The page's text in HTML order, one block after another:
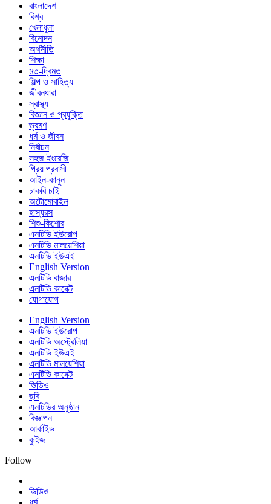
বাংলাদেশ
বিশ্ব
খেলাধুলা
বিনোদন
অর্থনীতি
শিক্ষা
মত-দ্বিমত
শিল্প ও সাহিত্য
জীবনধারা
স্বাস্থ্য
বিজ্ঞান ও প্রযুক্তি
ভ্রমণ
ধর্ম ও জীবন
নির্বাচন
সহজ ইংরেজি
প্রিয় প্রবাসী
আইন-কানুন
চাকরি চাই
অটোমোবাইল
হাস্যরস
শিশু-কিশোর
এনটিভি ইউরোপ
এনটিভি মালয়েশিয়া
এনটিভি ইউএই
English Version
এনটিভি বাজার
এনটিভি কানেক্ট
যোগাযোগ
English Version
এনটিভি ইউরোপ
এনটিভি অস্ট্রেলিয়া
এনটিভি ইউএই
এনটিভি মালয়েশিয়া
এনটিভি কানেক্ট
ভিডিও
ছবি
এনটিভির অনুষ্ঠান
বিজ্ঞাপন
আর্কাইভ
কুইজ
Follow
ভিডিও